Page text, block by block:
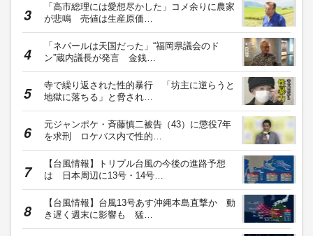
「高市総理には愛想尽かした」コメ余りに農家
が悲鳴 売値は生産原価…
「ネパールは天国だった」“福岡県議会のド
ン”蔵内議長が発言 金銭…
寺で繰り返された性的暴行 「坊主に逆らうと
地獄に落ちる」と脅され…
元ジャンポケ・斉藤慎二被告（43）に懲役7年
を求刑 ロケバス内で性的…
【台風情報】トリプル台風の今後の進路予想
は 日本周辺に13号・14号…
【台風情報】台風13号あす沖縄本島直撃か 動
き遅く週末に影響も 猛…